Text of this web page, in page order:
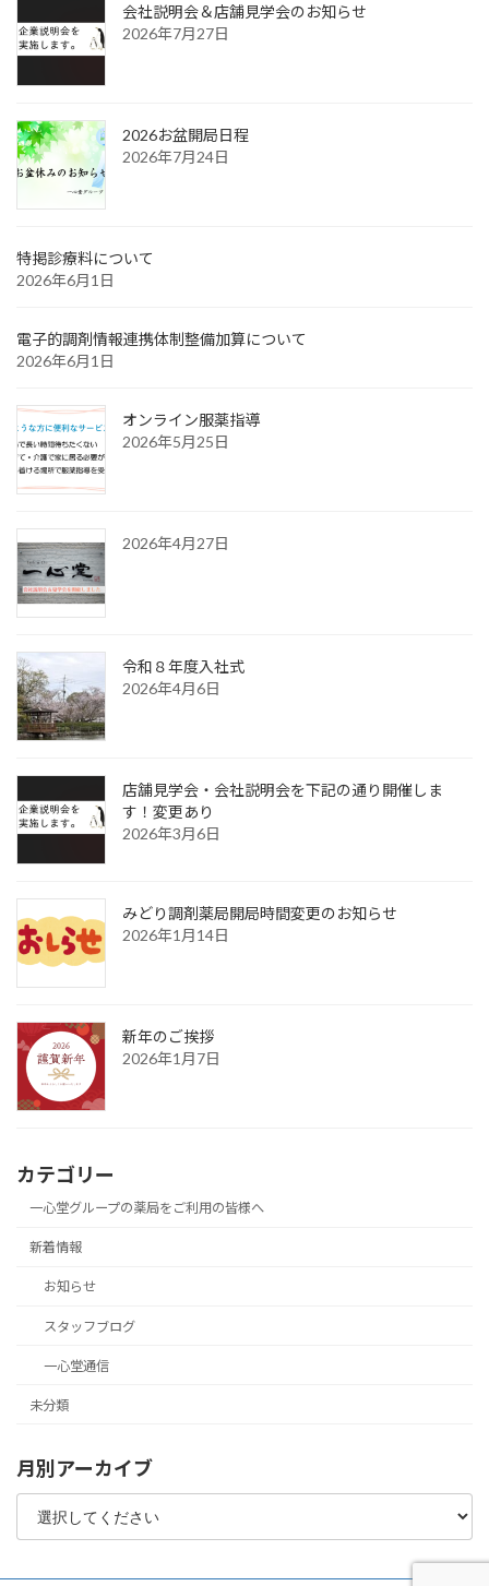
会社説明会＆店舗見学会のお知らせ
2026年7月27日
2026お盆開局日程
2026年7月24日
特掲診療料について
2026年6月1日
電子的調剤情報連携体制整備加算について
2026年6月1日
オンライン服薬指導
2026年5月25日
2026年4月27日
令和８年度入社式
2026年4月6日
店舗見学会・会社説明会を下記の通り開催しま
す！変更あり
2026年3月6日
みどり調剤薬局開局時間変更のお知らせ
2026年1月14日
新年のご挨拶
2026年1月7日
カテゴリー
一心堂グループの薬局をご利用の皆様へ
新着情報
お知らせ
スタッフブログ
一心堂通信
未分類
月別アーカイブ